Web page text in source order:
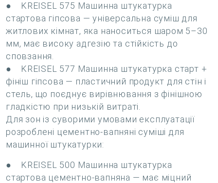
● KREISEL 575 Машинна штукатурка
стартова гіпсова — універсальна суміш для
житлових кімнат, яка наноситься шаром 5–30
мм, має високу адгезію та стійкість до
сповзання.
● KREISEL 577 Машинна штукатурка старт +
фініш гіпсова — пластичний продукт для стін і
стель, що поєднує вирівнювання з фінішною
гладкістю при низькій витраті.
Для зон із суворими умовами експлуатації
розроблені цементно-вапняні суміші для
машинної штукатурки:
● KREISEL 500 Машинна штукатурка
стартова цементно-вапняна — має міцний